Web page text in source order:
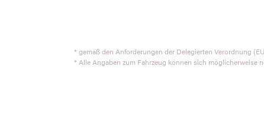
* gemäß den Anforderungen der Delegierten Verordnung
* Alle Angaben zum Fahrzeug können sich möglicherweise